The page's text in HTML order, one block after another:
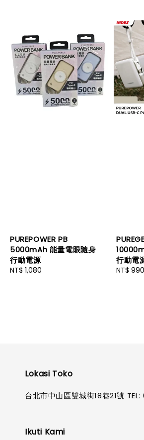
PUREPOWER PB
5000mAh 能量電眼隨身
行動電源
Regular
NT$ 1,080
行動電
Regular
NT$ 990
Lokasi Toko
台北市中山區雙城街18巷21號
Ikuti Kami